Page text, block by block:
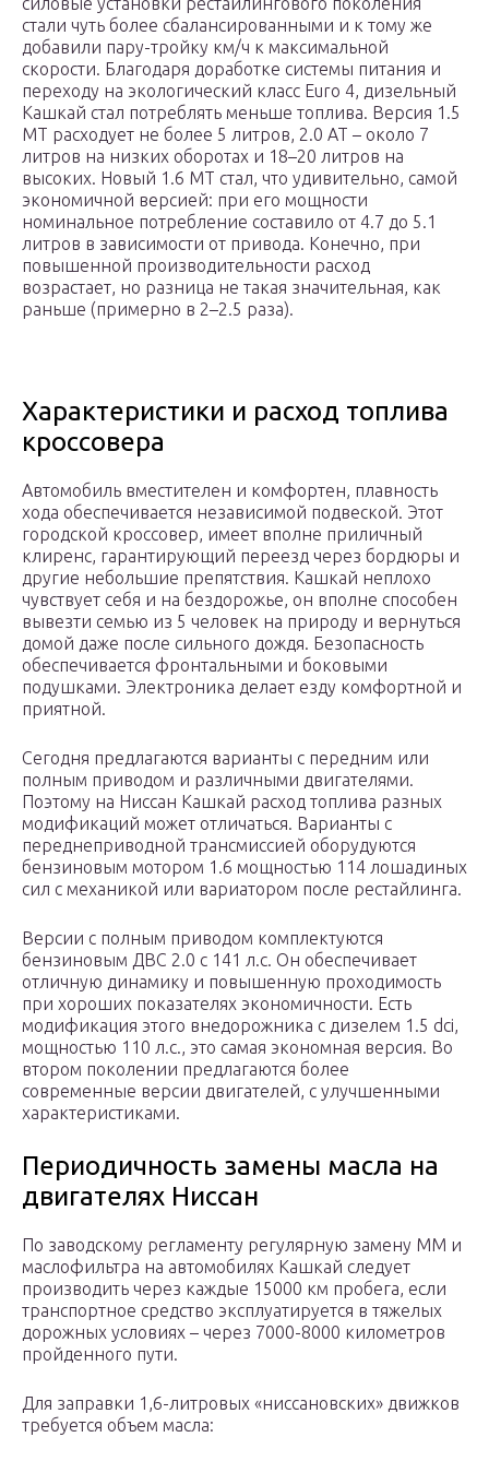
стали чуть более сбалансированными и к тому же
добавили пару-тройку км/ч к максимальной
скорости. Благодаря доработке системы питания и
переходу на экологический класс Euro 4, дизельный
Кашкай стал потреблять меньше топлива. Версия 1.5
МТ расходует не более 5 литров, 2.0 АТ – около 7
литров на низких оборотах и 18–20 литров на
высоких. Новый 1.6 МТ стал, что удивительно, самой
экономичной версией: при его мощности
номинальное потребление составило от 4.7 до 5.1
литров в зависимости от привода. Конечно, при
повышенной производительности расход
возрастает, но разница не такая значительная, как
раньше (примерно в 2–2.5 раза).
Характеристики и расход топлива
кроссовера
Автомобиль вместителен и комфортен, плавность
хода обеспечивается независимой подвеской. Этот
городской кроссовер, имеет вполне приличный
клиренс, гарантирующий переезд через бордюры и
другие небольшие препятствия. Кашкай неплохо
чувствует себя и на бездорожье, он вполне способен
вывезти семью из 5 человек на природу и вернуться
домой даже после сильного дождя. Безопасность
обеспечивается фронтальными и боковыми
подушками. Электроника делает езду комфортной и
приятной.
Сегодня предлагаются варианты с передним или
полным приводом и различными двигателями.
Поэтому на Ниссан Кашкай расход топлива разных
модификаций может отличаться. Варианты с
переднеприводной трансмиссией оборудуются
бензиновым мотором 1.6 мощностью 114 лошадиных
сил с механикой или вариатором после рестайлинга.
Версии с полным приводом комплектуются
бензиновым ДВС 2.0 с 141 л.с. Он обеспечивает
отличную динамику и повышенную проходимость
при хороших показателях экономичности. Есть
модификация этого внедорожника с дизелем 1.5 dci,
мощностью 110 л.с., это самая экономная версия. Во
втором поколении предлагаются более
современные версии двигателей, с улучшенными
характеристиками.
Периодичность замены масла на
двигателях Ниссан
По заводскому регламенту регулярную замену ММ и
маслофильтра на автомобилях Кашкай следует
производить через каждые 15000 км пробега, если
транспортное средство эксплуатируется в тяжелых
дорожных условиях – через 7000-8000 километров
пройденного пути.
Для заправки 1,6-литровых «ниссановских» движков
требуется объем масла: